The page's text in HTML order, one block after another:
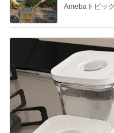
Amebaトピッ